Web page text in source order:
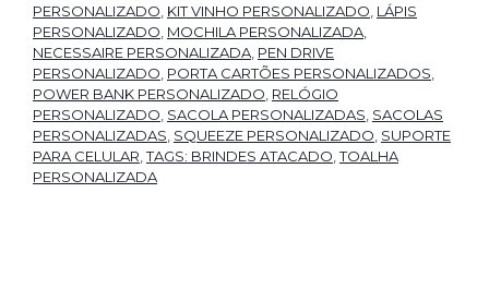
PERSONALIZADO KIT VINHO PERSONALIZADO LÁPIS
PERSONALIZADO MOCHILA PERSONALIZADA
NECESSAIRE PERSONALIZADA PEN DRIVE
PERSONALIZADO PORTA CARTÕES PERSONALIZADOS
POWER BANK PERSONALIZADO RELÓGIO
PERSONALIZADO SACOLA PERSONALIZADAS SACOLAS
PERSONALIZADAS SQUEEZE PERSONALIZADO SUPORTE
PARA CELULAR ,TAGS: BRINDES ATACADO ,TOALHA
PERSONALIZADA